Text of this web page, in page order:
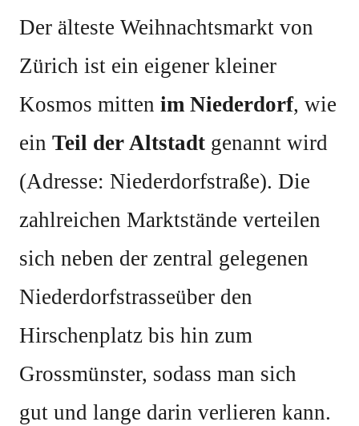
Der älteste Weihnachtsmarkt von
Zürich ist ein eigener kleiner
Kosmos mitten im Niederdorf, wie
ein Teil der Altstadtgenannt wird
(Adresse: Niederdorfstraße). Die
zahlreichen Marktstände verteilen
sich neben der zentral gelegenen
Niederdorfstrasseüber den
Hirschenplatz bis hin zum
Grossmünster, sodass man sich
gut und lange darin verlieren kann.